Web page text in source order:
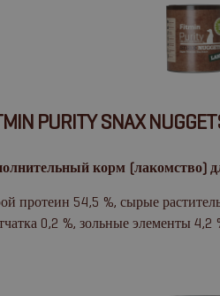
PURITY SNAX
корм (лакомство)
протеин 54,5 %, сырые
0,2 %, зольные элементы 4,2